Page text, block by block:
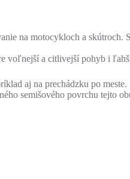
na motocykloch a skútroch.
voľnejší a citlivejší pohyb i
aj na prechádzku po meste.
semišového povrchu tejto